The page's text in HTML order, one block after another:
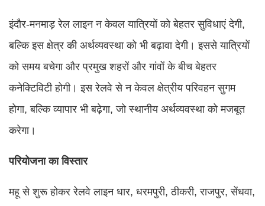
इंदौर-मनमाड़ रेल लाइन न केवल यात्रियों को बेहतर सुविधाएं देगी,
बल्कि इस क्षेत्र की अर्थव्यवस्था को भी बढ़ावा देगी। इससे यात्रियों
को समय बचेगा और प्रमुख शहरों और गांवों के बीच बेहतर
कनेक्टिविटी होगी। इस रेलवे से न केवल क्षेत्रीय परिवहन सुगम
होगा, बल्कि व्यापार भी बढ़ेगा, जो स्थानीय अर्थव्यवस्था को मजबूत
करेगा।
परियोजना का विस्तार
महू से शुरू होकर रेलवे लाइन धार, धरमपुरी, ठीकरी, राजपुर, सेंधवा,